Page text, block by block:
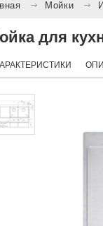
Мойки
для